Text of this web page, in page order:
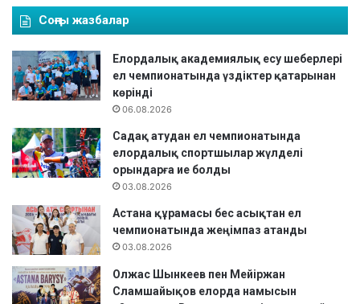
Соңғы жазбалар
Елордалық академиялық есу шеберлері
ел чемпионатында үздіктер қатарынан
көрінді
06.08.2026
Садақ атудан ел чемпионатында
елордалық спортшылар жүлделі
орындарға ие болды
03.08.2026
Астана құрамасы бес асықтан ел
чемпионатында жеңімпаз атанды
03.08.2026
Олжас Шынкеев пен Мейіржан
Сламшайықов елорда намысын